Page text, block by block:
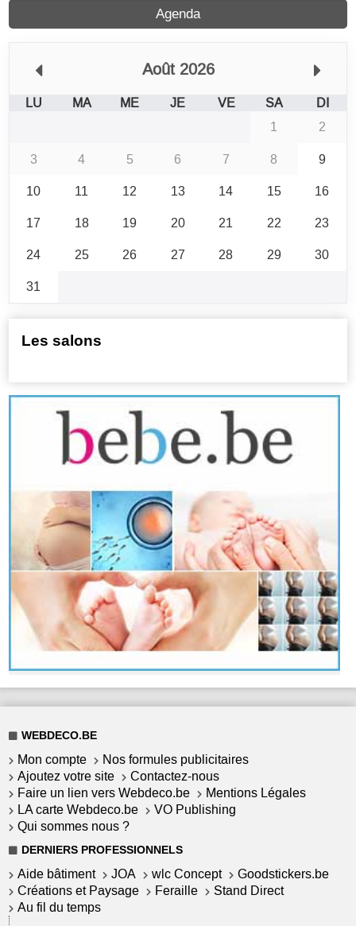
Agenda
Août 2026
LU MA ME JE VE SA
DI
1
2
3
4 5 6 7 8
9
10
11 12 13 14 15
16
17
18 19 20 21 22
23
24
25 26 27 28 29
30
31
Les salons
WEBDECO.BE
Mon compte
Nos formules publicitaires
Ajoutez votre site
Contactez-nous
Faire un lien vers Webdeco.be
Mentions Légales
LA carte Webdeco.be
VO Publishing
Qui sommes nous ?
DERNIERS PROFESSIONNELS
Aide bâtiment JOA wlc Concept
Goodstickers.be
Créations et Paysage
Feraille
Stand Direct
Au fil du temps